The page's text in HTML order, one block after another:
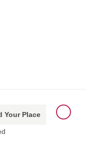
Your Place